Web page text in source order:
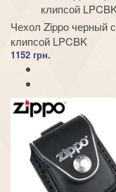
Чехол Zippo черный с
клипсой LPCBK
1152 грн.